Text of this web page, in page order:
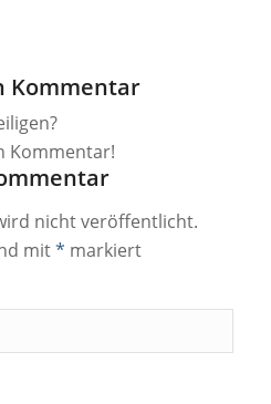
Kommentar
Kommentar!
nicht veröffentlicht.
mit* markiert